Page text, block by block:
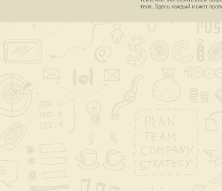
тела. Здесь каждый может